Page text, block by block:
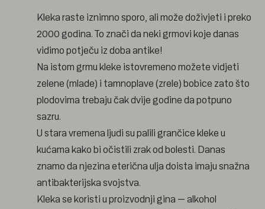
Kleka raste iznimno sporo, ali može doživjeti i preko
2000 godina. To znači da neki grmovi koje danas
vidimo potječu iz doba antike!
Na istom grmu kleke istovremeno možete vidjeti
zelene (mlade) i tamnoplave (zrele) bobice zato što
plodovima trebaju čak dvije godine da potpuno
sazru.
U stara vremena ljudi su palili grančice kleke u
kućama kako bi očistili zrak od bolesti. Danas
znamo da njezina eterična ulja doista imaju snažna
antibakterijska svojstva.
Kleka se koristi u proizvodnji gina – alkohol